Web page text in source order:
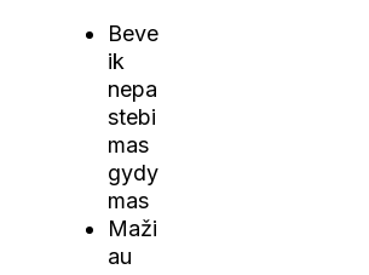
Beve
ik
nepa
stebi
mas
gydy
mas
Maži
au